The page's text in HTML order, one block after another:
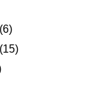
(6)
(15)